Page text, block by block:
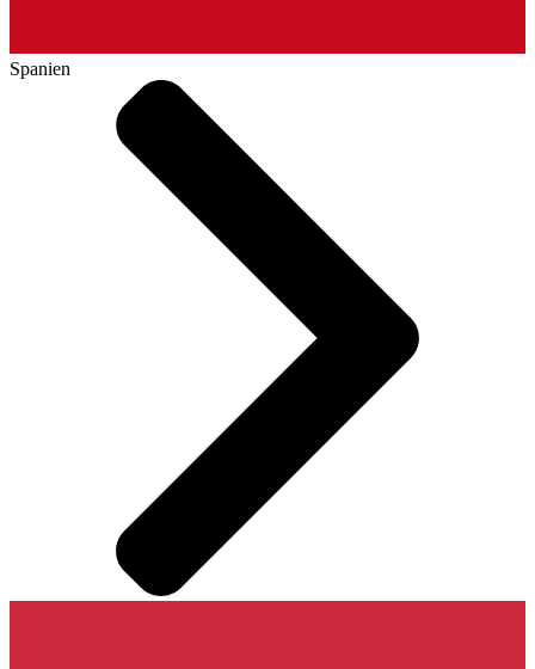
Spanien